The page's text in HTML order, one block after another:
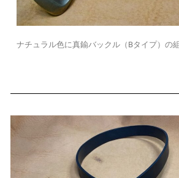
ナチュラル色に真鍮バックル（Bタイプ）の